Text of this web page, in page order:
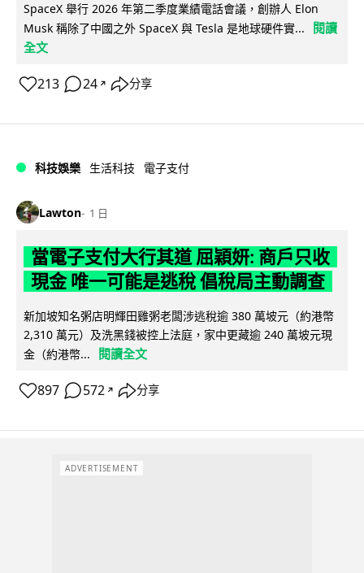
SpaceX 舉行 2026 年第二季度業績電話會議，創辦人 Elon
Musk 稱除了中國之外 SpaceX 與 Tesla 是地球硬件實...
閱讀
全文
213 24 ↗ 分享
科技娛樂 生活科技 電子支付
Lawton 1 日
當電子支付大行其道 屈穎妍: 商戶只收
現金 唯一可能是逃稅 倡稅局主動調查
新加坡知名粥店明輝田雞粥老闆涉逃稅逾 380 萬坡元（約港幣
2,310 萬元）及洗黑錢被控上法庭，家中更藏逾 240 萬坡元現
金（約港幣...
閱讀全文
897 572 ↗ 分享
ADVERTISEMENT